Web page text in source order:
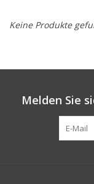
Keine Produkte
Melden Sie